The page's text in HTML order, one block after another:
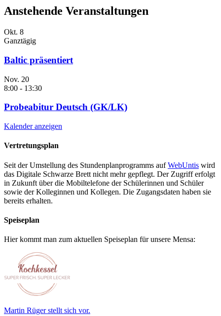
Anstehende Veranstaltungen
Okt. 8
Ganztägig
Baltic präsentiert
Nov. 20
8:00 - 13:30
Probeabitur Deutsch (GK/LK)
Kalender anzeigen
Vertretungsplan
Seit der Umstellung des Stundenplanprogramms aufWebUntis wird
das Digitale Schwarze Brett nicht mehr gepflegt. Der Zugriff erfolgt
in Zukunft über die Mobiltelefone der Schülerinnen und Schüler
sowie der Kolleginnen und Kollegen. Die Zugangsdaten haben sie
bereits erhalten.
Speiseplan
Hier kommt man zum aktuellen Speiseplan für unsere Mensa:
Martin Rüger stellt sich vor.